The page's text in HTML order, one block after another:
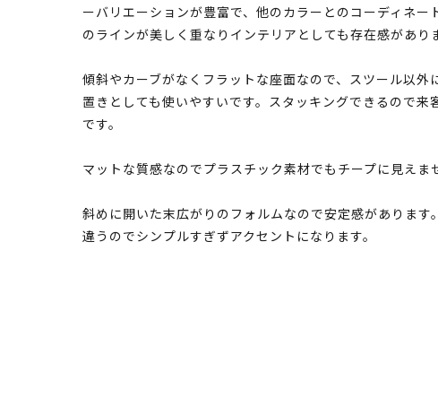
ーバリエーションが豊富で、他のカラーとのコーディネ
のラインが美しく重なりインテリアとしても存在感があり
傾斜やカーブがなくフラットな座面なので、スツール以
置きとしても使いやすいです。スタッキングできるので
です。
マットな質感なのでプラスチック素材でもチープに見えま
斜めに開いた末広がりのフォルムなので安定感がありま
違うのでシンプルすぎずアクセントになります。